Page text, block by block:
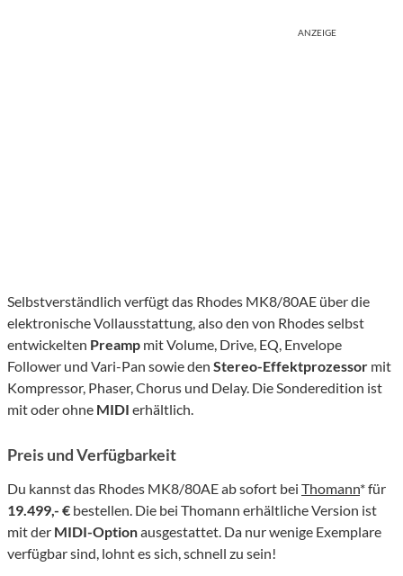
ANZEIGE
Selbstverständlich verfügt das Rhodes MK8/80AE über die
elektronische Vollausstattung, also den von Rhodes selbst
entwickelten Preamp mit Volume, Drive, EQ, Envelope
Follower und Vari-Pan sowie den Stereo-Effektprozessor mit
Kompressor, Phaser, Chorus und Delay. Die Sonderedition ist
mit oder ohne MIDI erhältlich.
Preis und Verfügbarkeit
Du kannst das Rhodes MK8/80AE ab sofort bei Thomann* für
19.499,- € bestellen. Die bei Thomann erhältliche Version ist
mit der MIDI-Optionausgestattet. Da nur wenige Exemplare
verfügbar sind, lohnt es sich, schnell zu sein!